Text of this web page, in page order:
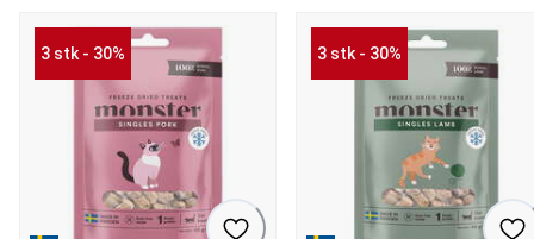
3 stk - 30% 3 stk - 30%